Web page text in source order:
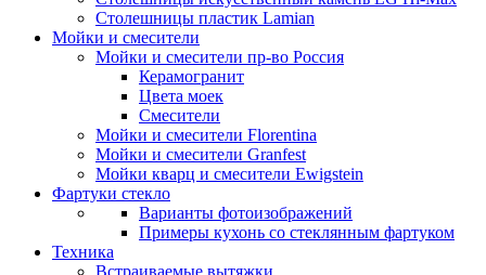
Столешницы пластик Lamian
Мойки и смесители
Мойки и смесители пр-во Россия
Керамогранит
Цвета моек
Смесители
Мойки и смесители Florentina
Мойки и смесители Granfest
Мойки кварц и смесители Ewigstein
Фартуки стекло
Варианты фотоизображений
Примеры кухонь со стеклянным фартуком
Техника
Встраиваемые вытяжки